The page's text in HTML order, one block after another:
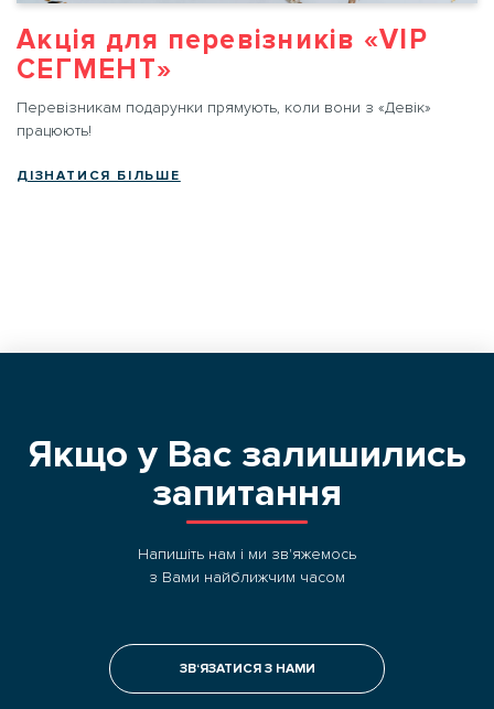
Акція для перевізників «VIP
СЕГМЕНТ»
Перевізникам подарунки прямують, коли вони з «Девік»
працюють!
ДІЗНАТИСЯ БІЛЬШЕ
Якщо у Вас залишились
запитання
Напишіть нам і ми зв'яжемось
з Вами найближчим часом
ЗВ‘ЯЗАТИСЯ З НАМИ